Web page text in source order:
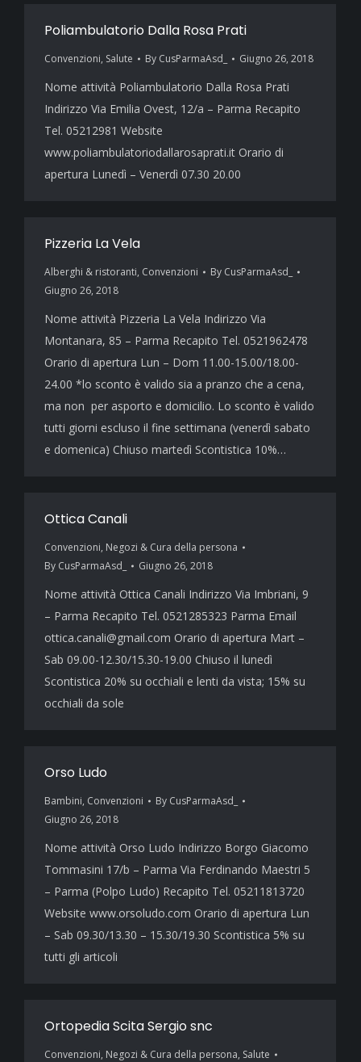
Poliambulatorio Dalla Rosa Prati
Convenzioni, Salute By CusParmaAsd_ Giugno 26, 2018
Nome attività Poliambulatorio Dalla Rosa Prati
Indirizzo Via Emilia Ovest, 12/a – Parma Recapito
Tel. 05212981 Website
www.poliambulatoriodallarosaprati.it Orario di
apertura Lunedì – Venerdì 07.30 20.00
Pizzeria La Vela
Alberghi & ristoranti, Convenzioni By CusParmaAsd_
Giugno 26, 2018
Nome attività Pizzeria La Vela Indirizzo Via
Montanara, 85 – Parma Recapito Tel. 0521962478
Orario di apertura Lun – Dom 11.00-15.00/18.00-
24.00 *lo sconto è valido sia a pranzo che a cena,
ma non per asporto e domicilio. Lo sconto è valido
tutti giorni escluso il fine settimana (venerdì sabato
e domenica) Chiuso martedì Scontistica 10%…
Ottica Canali
Convenzioni, Negozi & Cura della persona
By CusParmaAsd_ Giugno 26, 2018
Nome attività Ottica Canali Indirizzo Via Imbriani, 9
– Parma Recapito Tel. 0521285323 Parma Email
ottica.canali@gmail.com Orario di apertura Mart –
Sab 09.00-12.30/15.30-19.00 Chiuso il lunedì
Scontistica 20% su occhiali e lenti da vista; 15% su
occhiali da sole
Orso Ludo
Bambini, Convenzioni By CusParmaAsd_
Giugno 26, 2018
Nome attività Orso Ludo Indirizzo Borgo Giacomo
Tommasini 17/b – Parma Via Ferdinando Maestri 5
– Parma (Polpo Ludo) Recapito Tel. 05211813720
Website www.orsoludo.com Orario di apertura Lun
– Sab 09.30/13.30 – 15.30/19.30 Scontistica 5% su
tutti gli articoli
Ortopedia Scita Sergio snc
Convenzioni, Negozi & Cura della persona, Salute